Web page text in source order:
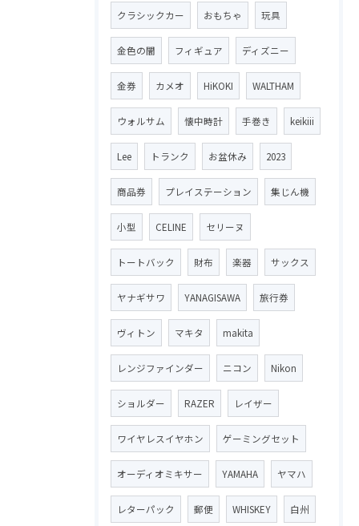
クラシックカー おもちゃ 玩具
金色の闇 フィギュア ディズニー
金券 カメオ HiKOKI WALTHAM
ウォルサム 懐中時計 手巻き keikiii
Lee トランク お盆休み 2023
商品券 プレイステーション 集じん機
小型 CELINE セリーヌ
トートバック 財布 楽器 サックス
ヤナギサワ YANAGISAWA 旅行券
ヴィトン マキタ makita
レンジファインダー ニコン Nikon
ショルダー RAZER レイザー
ワイヤレスイヤホン ゲーミングセット
オーディオミキサー YAMAHA ヤマハ
レターパック 郵便 WHISKEY 白州